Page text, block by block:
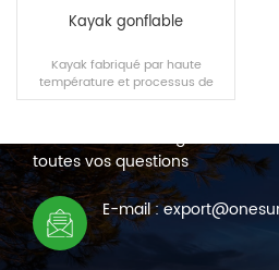
Kayak gonflable
Kayak fabriqué par haute
température et processus de
couture.
LIRE LA SUITE
NOUS CONTACTER
Nous sommes en ligne 7*24
toutes vos questions
E-mail :